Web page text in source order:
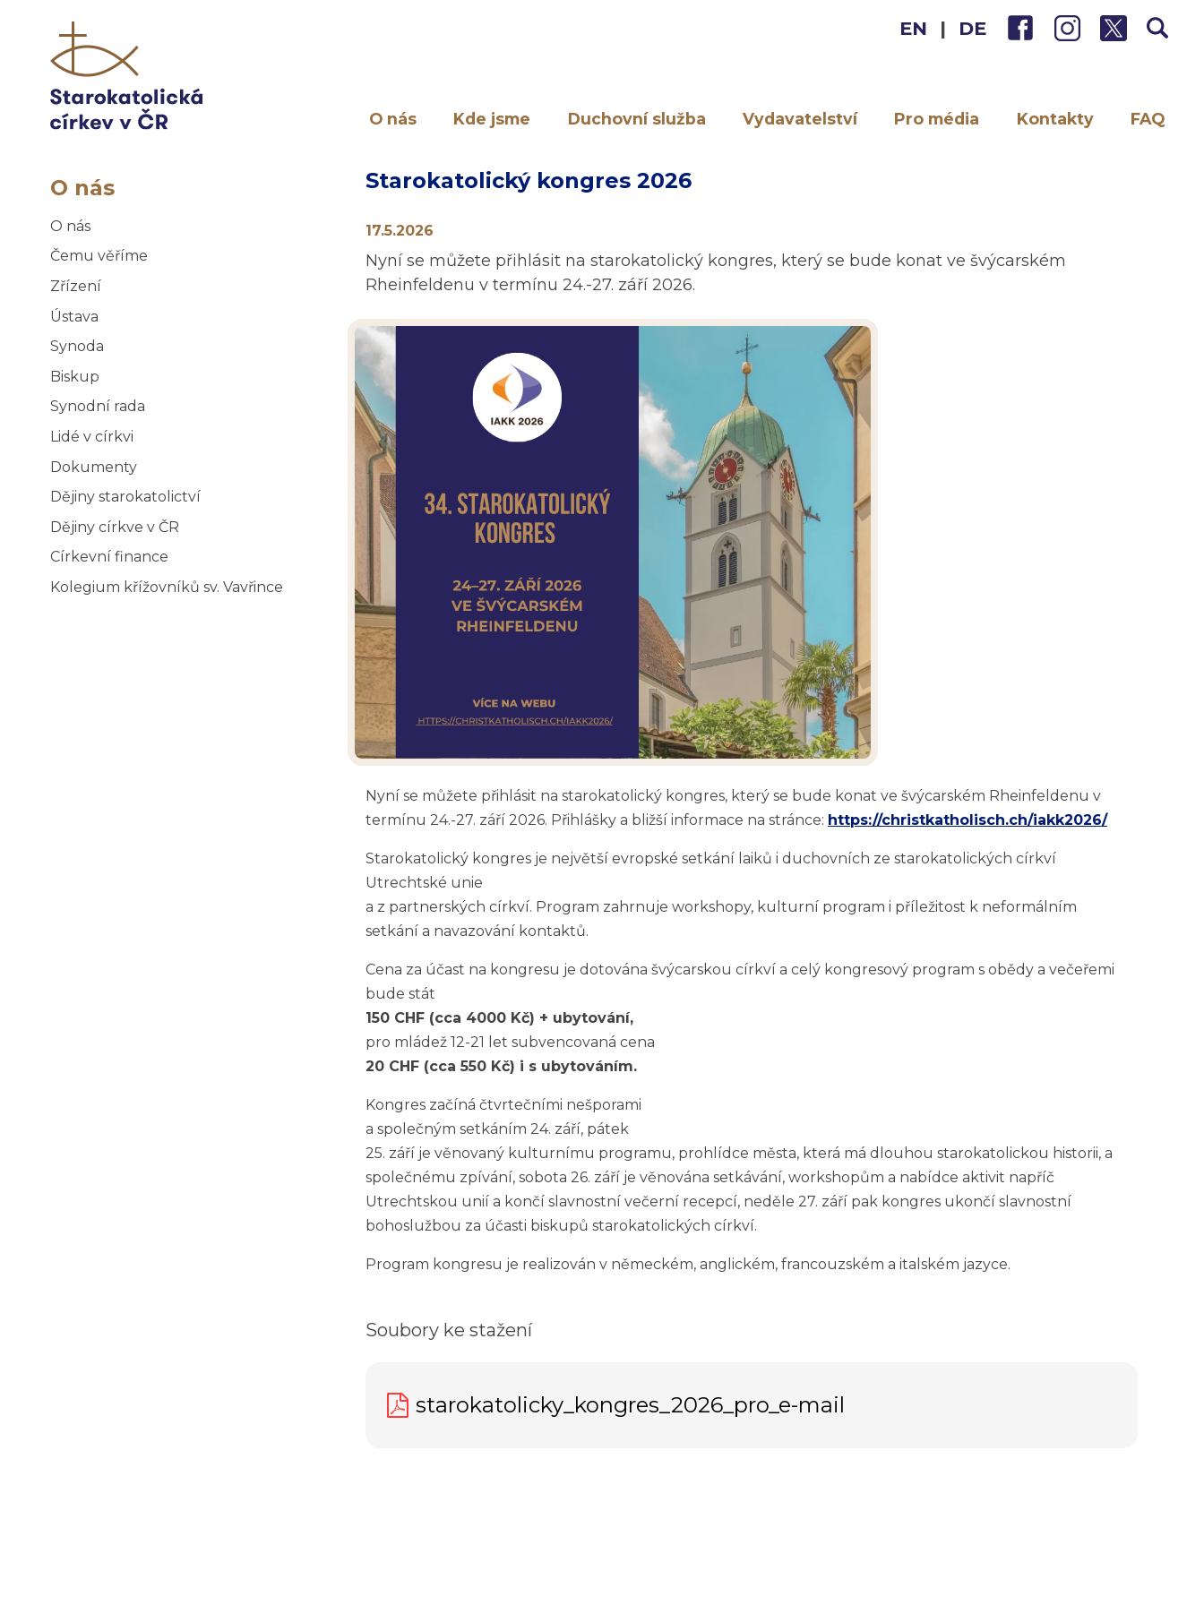
EN | DE
O nás Kde jsme Duchovní služba Vydavatelství Pro média Kontakty FAQ
O nás
O nás
Čemu věříme
Zřízení
Ústava
Synoda
Biskup
Synodní rada
Lidé v církvi
Dokumenty
Dějiny starokatolictví
Dějiny církve v ČR
Církevní finance
Kolegium křížovníků sv. Vavřince
Starokatolický kongres 2026
17.5.2026
Nyní se můžete přihlásit na starokatolický kongres, který se bude konat ve švýcarském
Rheinfeldenu v termínu 24.-27. září 2026.
Nyní se můžete přihlásit na starokatolický kongres, který se bude konat ve švýcarském Rheinfeldenu v
termínu 24.-27. září 2026. Přihlášky a bližší informace na stránce: https://christkatholisch.ch/iakk2026/
Starokatolický kongres je největší evropské setkání laiků i duchovních ze starokatolických církví
Utrechtské unie
a z partnerských církví. Program zahrnuje workshopy, kulturní program i příležitost k neformálním
setkání a navazování kontaktů.
Cena za účast na kongresu je dotována švýcarskou církví a celý kongresový program s obědy a večeřemi
bude stát
150 CHF (cca 4000 Kč) + ubytování,
pro mládež 12-21 let subvencovaná cena
20 CHF (cca 550 Kč) i s ubytováním.
Kongres začíná čtvrtečními nešporami
a společným setkáním 24. září, pátek
25. září je věnovaný kulturnímu programu, prohlídce města, která má dlouhou starokatolickou historii, a
společnému zpívání, sobota 26. září je věnována setkávání, workshopům a nabídce aktivit napříč
Utrechtskou unií a končí slavnostní večerní recepcí, neděle 27. září pak kongres ukončí slavnostní
bohoslužbou za účasti biskupů starokatolických církví.
Program kongresu je realizován v německém, anglickém, francouzském a italském jazyce.
Soubory ke stažení
starokatolicky_kongres_2026_pro_e-mail